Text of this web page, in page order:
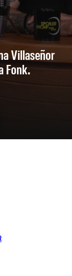
Villaseñor
Fonk.